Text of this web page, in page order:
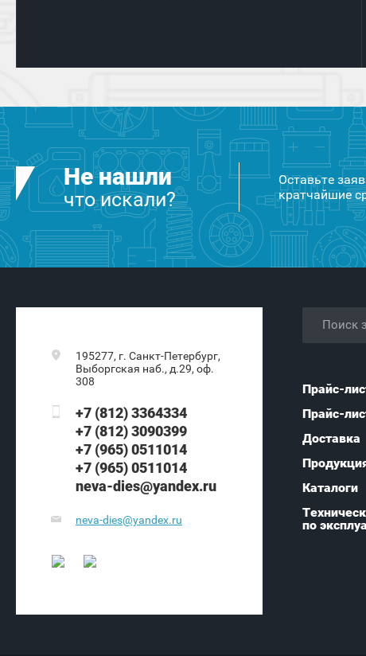
Не нашли
что искали?
Оставьте
кратчайшие
195277, г. Санкт-Петербург,
Выборгская наб., д.29, оф.
308
+7 (812) 3364334
+7 (812) 3090399
+7 (965) 0511014
+7 (965) 0511014
neva-dies@yandex.ru
neva-dies@yandex.ru
Прайс-
Прайс-
Доставка
Каталоги
по